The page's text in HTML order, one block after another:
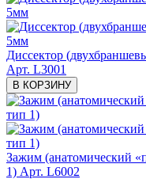
Диссектор
Арт. L3001
В КОРЗИНУ
Зажим (анатомический
1) Арт. L6002